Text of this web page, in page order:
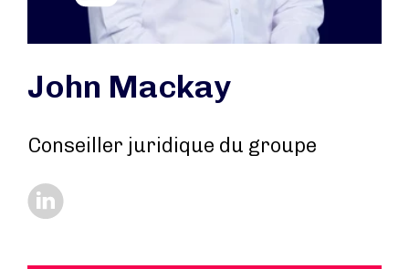
John Mackay
Conseiller juridique du groupe